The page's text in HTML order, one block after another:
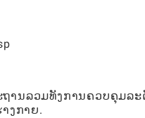
ານລວມທັງການຄວບຄຸມລະ
ງກາຍ.